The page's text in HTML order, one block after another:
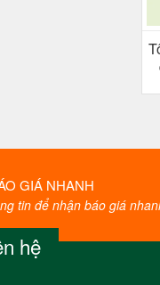
GIÁ NHANH
tin để nhận báo giá
hệ